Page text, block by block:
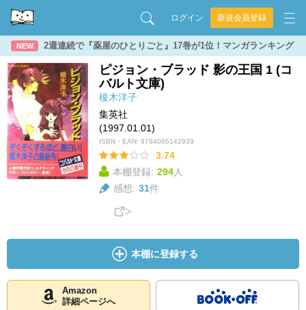
ログイン 新規会員登録
NEW 2週連続で『薬屋のひとりごと』17巻が1位！マンガランキング
ピジョン・ブラッド 影の王国 1 (コ
バルト文庫)
榎木洋子
集英社
(1997.01.01)
ISBN・EAN: 9784086142939
3.74
本棚登録: 294人
感想: 31件
本棚に登録する
Amazon
詳細ページへ